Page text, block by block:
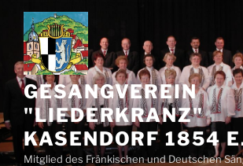
Zum
Inhalt
springen
GESANGVEREIN
"LIEDERKRANZ"
KASENDORF 1854
Mitglied des Fränkischen und Deutschen